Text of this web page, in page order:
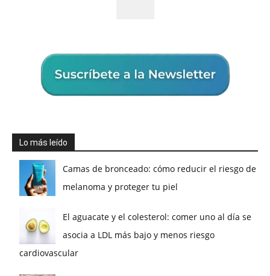
Lo más leído
Camas de bronceado: cómo reducir el riesgo de
melanoma y proteger tu piel
El aguacate y el colesterol: comer uno al día se
asocia a LDL más bajo y menos riesgo
cardiovascular